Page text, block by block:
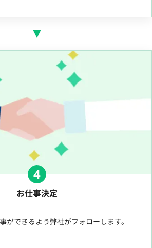
4
お仕事決定
ができるよう弊社がフォローします。